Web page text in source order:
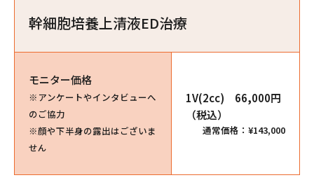
幹細胞培養上清液ED治療
モニター価格
※アンケートやインタビューへ
のご協力
※顔や下半身の露出はございま
せん
1V(2cc) 66,000円
（税込）
通常価格：¥143,000